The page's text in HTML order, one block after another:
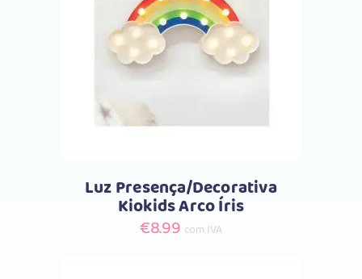
Comprar
Luz Presença/Decorativa
Kiokids Arco Íris
€8.99 com IVA